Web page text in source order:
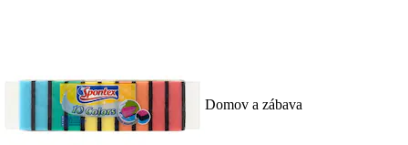
Domov a zábava